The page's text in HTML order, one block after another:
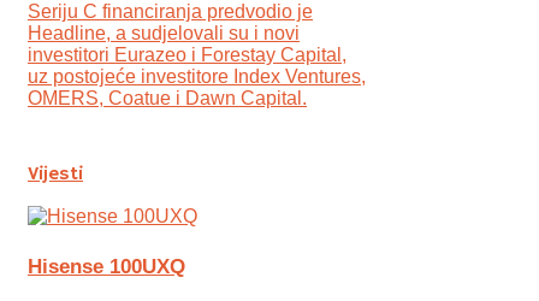
Seriju C financiranja predvodio je
Headline, a sudjelovali su i novi
investitori Eurazeo i Forestay Capital,
uz postojeće investitore Index Ventures,
OMERS, Coatue i Dawn Capital.
Vijesti
Hisense 100UXQ